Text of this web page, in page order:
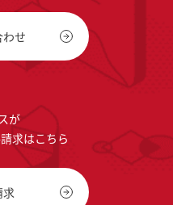
せ
が
求はこちら